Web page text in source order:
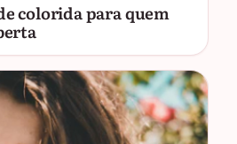
colorida para quem